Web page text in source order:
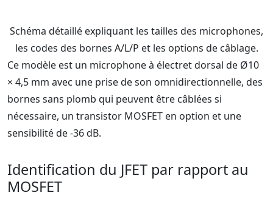
Schéma détaillé expliquant les tailles des microphones,
les codes des bornes A/L/P et les options de câblage.
Ce modèle est un microphone à électret dorsal de Ø10
× 4,5 mm avec une prise de son omnidirectionnelle, des
bornes sans plomb qui peuvent être câblées si
nécessaire, un transistor MOSFET en option et une
sensibilité de -36 dB.
Identification du JFET par rapport au
MOSFET